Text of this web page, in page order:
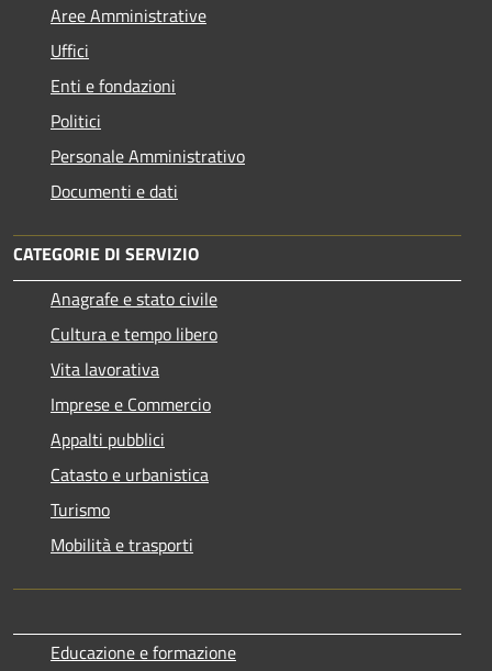
Aree Amministrative
Uffici
Enti e fondazioni
Politici
Personale Amministrativo
Documenti e dati
CATEGORIE DI SERVIZIO
Anagrafe e stato civile
Cultura e tempo libero
Vita lavorativa
Imprese e Commercio
Appalti pubblici
Catasto e urbanistica
Turismo
Mobilità e trasporti
Educazione e formazione